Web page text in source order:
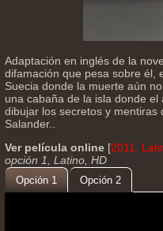
Adaptación en inglés de la
difamación que pesa sobre él,
Suecia donde la muerte aún
una cabaña de la isla donde
dibujar los secretos y
Salander..
Ver película online [2011,
opción 1, Latino, HD
Opción 1 Opción 2